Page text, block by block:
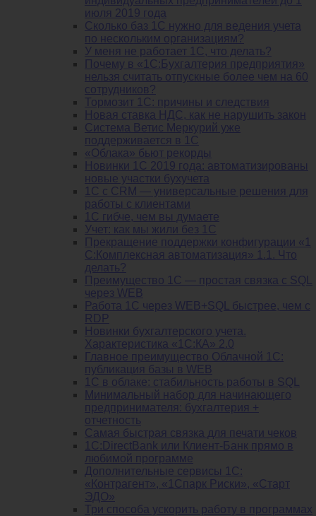
июля 2019 года
Сколько баз 1C нужно для ведения учета
по нескольким организациям?
У меня не работает 1С, что делать?
Почему в «1С:Бухгалтерия предприятия»
нельзя считать отпускные более чем на 60
сотрудников?
Тормозит 1C: причины и следствия
Новая ставка НДС, как не нарушить закон
Система Ветис Меркурий уже
поддерживается в 1С
«Облака» бьют рекорды
Новинки 1С 2019 года: автоматизированы
новые участки бухучета
1С с CRM — универсальные решения для
работы с клиентами
1С гибче, чем вы думаете
Учет: как мы жили без 1С
Прекращение поддержки конфигурации «1
С:Комплексная автоматизация» 1.1. Что
делать?
Преимущество 1С — простая связка с SQL
через WEB
Работа 1С через WEB+SQL быстрее, чем с
RDP
Новинки бухгалтерского учета.
Характеристика «1С:КА» 2.0
Главное преимущество Облачной 1С:
публикация базы в WEB
1С в облаке: стабильность работы в SQL
Минимальный набор для начинающего
предпринимателя: бухгалтерия +
отчетность
Самая быстрая связка для печати чеков
1С:DirectBank или Клиент-Банк прямо в
любимой программе
Дополнительные сервисы 1С:
«Контрагент», «1Спарк Риски», «Старт
ЭДО»
Три способа ускорить работу в программах